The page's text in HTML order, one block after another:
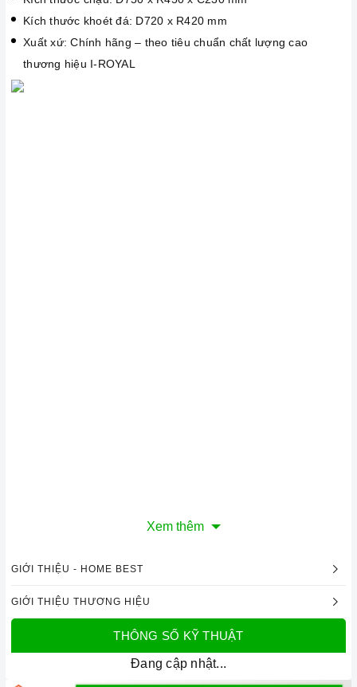
Kích thước khoét đá: D720 x R420 mm
Xuất xứ: Chính hãng – theo tiêu chuẩn chất lượng cao
thương hiệu I-ROYAL
Xem thêm
GIỚI THIỆU - HOME BEST
GIỚI THIỆU THƯƠNG HIỆU
THÔNG SỐ KỸ THUẬT
Đang cập nhật...